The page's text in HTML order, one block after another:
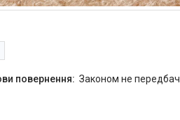
Законом не